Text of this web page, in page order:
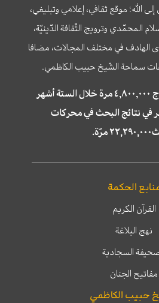
الله؛ موقع ثقافي، إعلامي وتبليغي،
المحمّدي وترويج الثّقافة الدّينيّة،
الهادف في مختلف المجالات، مضافا
سماحة الشّيخ حبيب الكاظمي.
تمّت زيارة موقع سراج ٤,٨٠٠,٠٠٠ مرة خلال الستة أشهر
في نتائج البحث في محركات
مرّة.
الحكمة
القرآن الكريم
نهج البلاغة
السجادية
مفاتيح الجنان
حبيب الكاظمي